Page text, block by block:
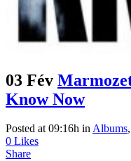
03 Fév
Know Now
Posted at 09:16h inAlbums,
0 Likes
Share